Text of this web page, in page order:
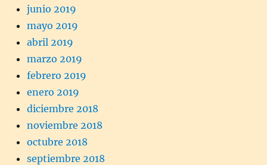
junio 2019
mayo 2019
abril 2019
marzo 2019
febrero 2019
enero 2019
diciembre 2018
noviembre 2018
octubre 2018
septiembre 2018